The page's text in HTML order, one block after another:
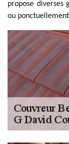
propose diverses
ou